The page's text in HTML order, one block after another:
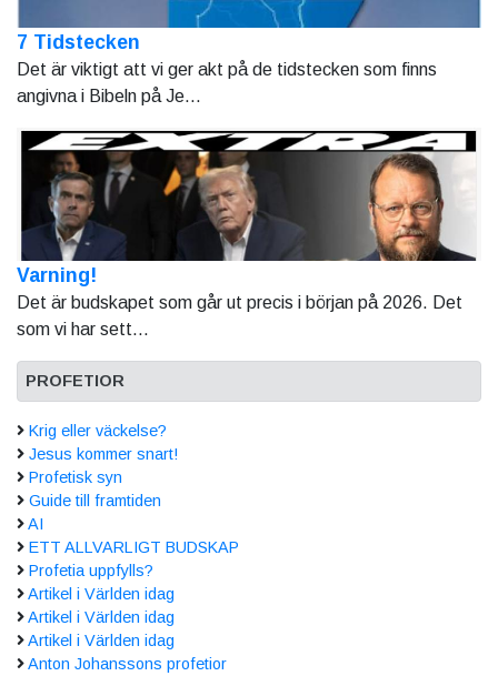
7 Tidstecken
Det är viktigt att vi ger akt på de tidstecken som finns
angivna i Bibeln på Je...
Varning!
Det är budskapet som går ut precis i början på 2026. Det
som vi har sett...
PROFETIOR
Krig eller väckelse?
Jesus kommer snart!
Profetisk syn
Guide till framtiden
AI
ETT ALLVARLIGT BUDSKAP
Profetia uppfylls?
Artikel i Världen idag
Artikel i Världen idag
Artikel i Världen idag
Anton Johanssons profetior